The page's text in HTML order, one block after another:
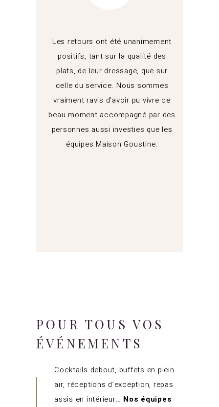
Les retours ont été unanimement
positifs, tant sur la qualité des
plats, de leur dressage, que sur
celle du service. Nous sommes
vraiment ravis d’avoir pu vivre ce
beau moment accompagné par des
personnes aussi investies que les
équipes Maison Goustine.
POUR TOUS VOS
ÉVÉNEMENTS
Cocktails debout, buffets en plein
air, réceptions d’exception, repas
assis en intérieur… Nos équipes